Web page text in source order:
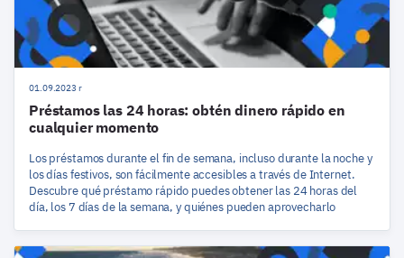
01.09.2023 r
Préstamos las 24 horas: obtén dinero rápido en
cualquier momento
Los préstamos durante el fin de semana, incluso durante la noche y
los días festivos, son fácilmente accesibles a través de Internet.
Descubre qué préstamo rápido puedes obtener las 24 horas del
día, los 7 días de la semana, y quiénes pueden aprovecharlo